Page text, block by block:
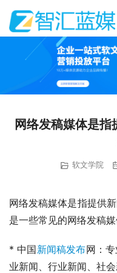
网络发稿媒体是
软文学院
网络发稿媒体是指提供
是一些常见的网络发稿媒
* 中国新闻稿发布网：
业新闻、行业新闻、社